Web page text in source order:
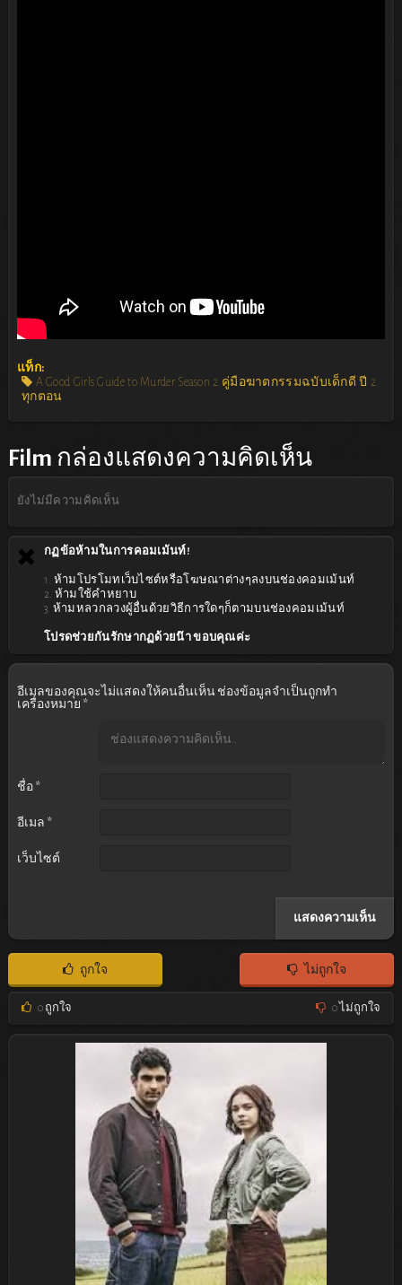
แท็ก:
A Good Girls Guide to Murder Season 2 คู่มือฆาตกรรมฉบับเด็กดี ปี 2
ทุกตอน
Film กล่องแสดงความคิดเห็น
ยังไม่มีความคิดเห็น
กฏข้อห้ามในการคอมเม้นท์!
1. ห้ามโปรโมทเว็บไซต์หรือโฆษณาต่างๆลงบนช่องคอมเม้นท์
2. ห้ามใช้คำหยาบ
3. ห้ามหลวกลวงผู้อื่นด้วยวิธีการใดๆก็ตามบนช่องคอมเม้นท์
โปรดช่วยกันรักษากฏด้วยน๊า ขอบคุณค่ะ
อีเมลของคุณจะไม่แสดงให้คนอื่นเห็น ช่องข้อมูลจำเป็นถูกทำ
เครื่องหมาย *
ชื่อ *
อีเมล *
เว็บไซต์
ถูกใจ ไม่ถูกใจ
0ถูกใจ 0ไม่ถูกใจ